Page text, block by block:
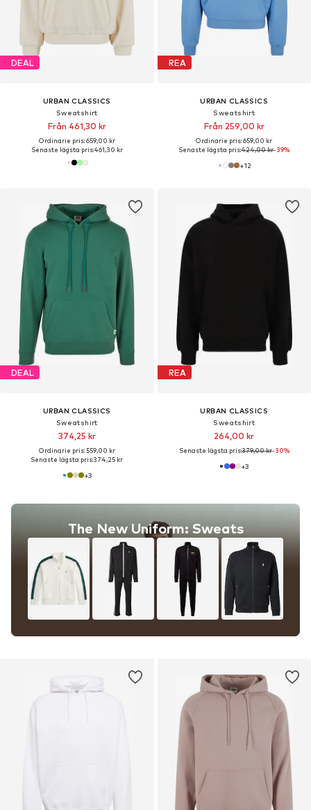
DEAL
URBAN CLASSICS
Sweatshirt
Från 461,30 kr
Ordinarie pris: 659,00 kr
Senaste lägsta pris:461,30 kr
REA
URBAN CLASSICS
Sweatshirt
Från 259,00 kr
Ordinarie pris: 659,00 kr
Senaste lägsta pris:424,00 kr-39%
+12
DEAL
URBAN CLASSICS
Sweatshirt
374,25 kr
Ordinarie pris: 559,00 kr
Senaste lägsta pris:374,25 kr
+3
The New Uniform: Sweats
REA
URBAN CLASSICS
Sweatshirt
264,00 kr
Senaste lägsta pris:379,00 kr-30%
+3